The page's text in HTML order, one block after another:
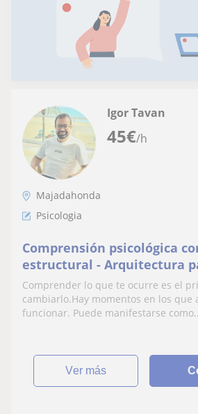
45€/h
Igor Tavan
Majadahonda
Psicologia
Comprensión psicológica
estructural - Arquitectura
Comprender lo que te ocurre es el
cambiarlo.Hay momentos en los que
funcionar. Puede manifestarse
ver más